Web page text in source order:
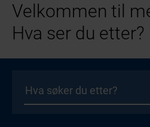
Velkommen til
Hva ser du etter?